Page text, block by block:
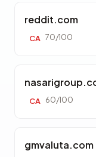
reddit.com
CA 70/100
CA 60/100
gmvaluta.com